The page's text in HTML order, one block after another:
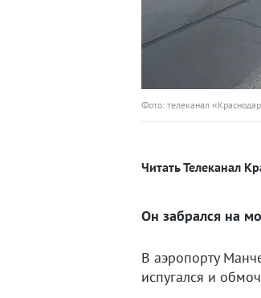
Фото: телеканал
Читать Телеканал
Он забрался на
В аэропорту
испугался и